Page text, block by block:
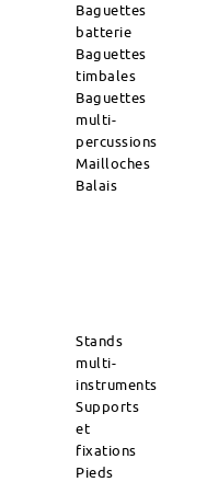
Baguettes
batterie
Baguettes
timbales
Baguettes
multi-
percussions
Mailloches
Balais
Stands
multi-
instruments
Supports
et
fixations
Pieds